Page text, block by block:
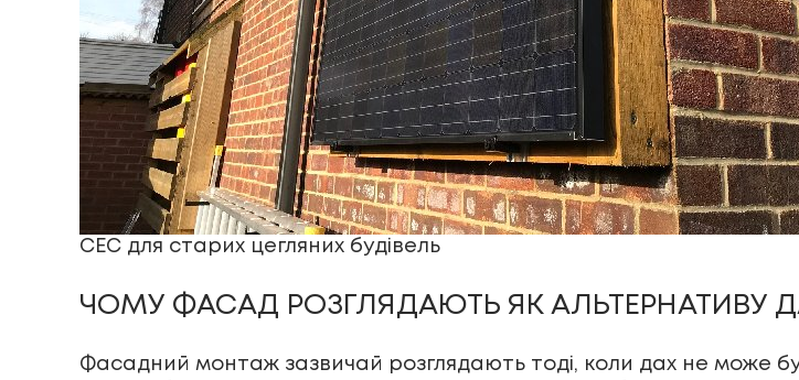
СЕС для старих цегляних будівель
ЧОМУ ФАСАД РОЗГЛЯДАЮТЬ ЯК АЛЬТЕРНАТИВУ
Фасадний монтаж зазвичай розглядають тоді, коли дах не може